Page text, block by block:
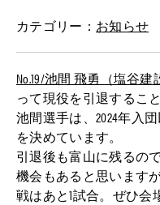
カテゴリー： お知らせ
No.19/池間 飛勇（塩谷建
って現役を引退するこ
池間選手は、2024年入
を決めています。
引退後も富山に残るの
機会もあると思います
戦はあと1試合。ぜひ会